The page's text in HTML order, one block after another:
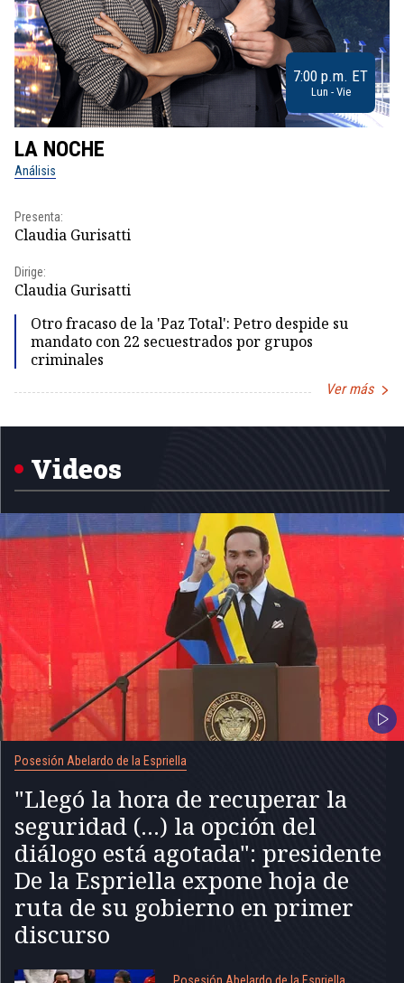
7:00 p.m. ET
Lun - Vie
LA NOCHE
Análisis
Presenta:
Claudia Gurisatti
Dirige:
Claudia Gurisatti
Otro fracaso de la 'Paz Total': Petro despide su
mandato con 22 secuestrados por grupos
criminales
Ver más
1
Videos
Posesión Abelardo de la Espriella
"Llegó la hora de recuperar la
seguridad (...) la opción del
diálogo está agotada": presidente
De la Espriella expone hoja de
ruta de su gobierno en primer
discurso